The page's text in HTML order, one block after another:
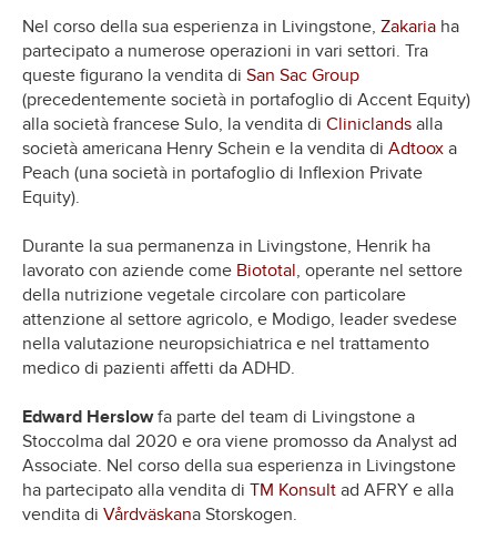
Nel corso della sua esperienza in Livingstone, Zakaria ha
partecipato a numerose operazioni in vari settori. Tra
queste figurano la vendita di San Sac Group
(precedentemente società in portafoglio di Accent Equity)
alla società francese Sulo, la vendita di Cliniclands alla
società americana Henry Schein e la vendita di Adtoox a
Peach (una società in portafoglio di Inflexion Private
Equity).
Durante la sua permanenza in Livingstone, Henrik ha
lavorato con aziende come Biototal, operante nel settore
della nutrizione vegetale circolare con particolare
attenzione al settore agricolo, e Modigo, leader svedese
nella valutazione neuropsichiatrica e nel trattamento
medico di pazienti affetti da ADHD.
Edward Herslowfa parte del team di Livingstone a
Stoccolma dal 2020 e ora viene promosso da Analyst ad
Associate. Nel corso della sua esperienza in Livingstone
ha partecipato alla vendita di TM Konsult ad AFRY e alla
vendita di Vårdväskana Storskogen.